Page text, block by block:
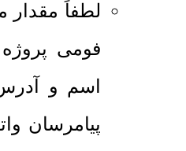
لطفاً مقدار
فومی
اسم و
پیامرسان